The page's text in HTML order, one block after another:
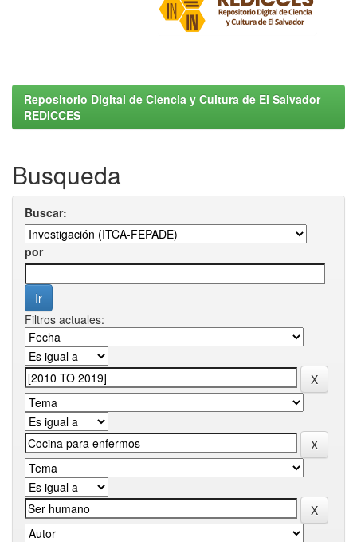
Repositorio Digital de Ciencia y Cultura de El Salvador
REDICCES
Busqueda
Buscar:
por
Filtros actuales: